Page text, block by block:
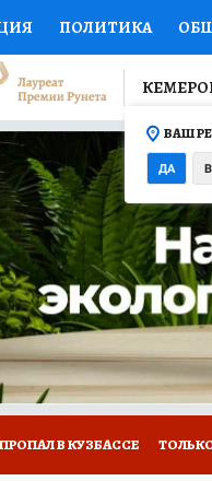
ПОЛИТИКА
КОЛУМНИСТЫ
ФИНАНСЫ
СПОРТ
ТЕЛЕВИЗОР
САЙТЕ
ВАШ
ДА
В КУЗБАССЕ